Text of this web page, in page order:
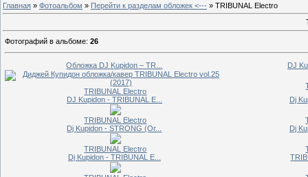
Главная » Фотоальбом » Перейти к разделам обложек <--- » TRIBUNAL Electro
Фотографий в альбоме: 26
Обложка DJ Kupidon – TR...
TRIBUNAL Electro
DJ
DJ Kupidon - TRIBUNAL E...
TRIBUNAL Electro
Dj
Dj Kupidon - STRONG (Or...
TRIBUNAL Electro
Dj
Dj Kupidon - TRIBUNAL E...